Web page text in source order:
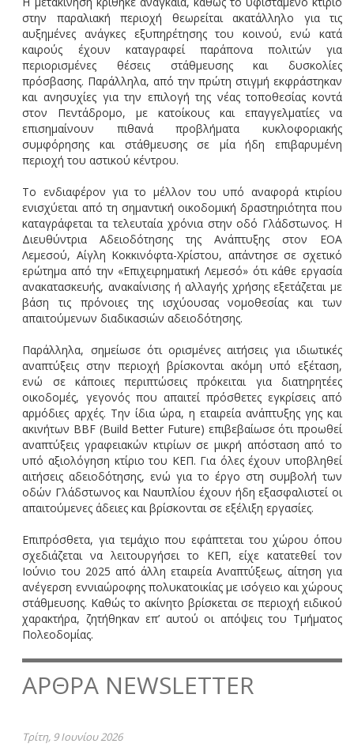
στην παραλιακή περιοχή θεωρείται ακατάλληλο για τις
αυξημένες ανάγκες εξυπηρέτησης του κοινού, ενώ κατά
καιρούς έχουν καταγραφεί παράπονα πολιτών για
περιορισμένες θέσεις στάθμευσης και δυσκολίες
πρόσβασης. Παράλληλα, από την πρώτη στιγμή εκφράστηκαν
και ανησυχίες για την επιλογή της νέας τοποθεσίας κοντά
στον Πεντάδρομο, με κατοίκους και επαγγελματίες να
επισημαίνουν πιθανά προβλήματα κυκλοφοριακής
συμφόρησης και στάθμευσης σε μία ήδη επιβαρυμένη
περιοχή του αστικού κέντρου.
Το ενδιαφέρον για το μέλλον του υπό αναφορά κτιρίου
ενισχύεται από τη σημαντική οικοδομική δραστηριότητα που
καταγράφεται τα τελευταία χρόνια στην οδό Γλάδστωνος. Η
Διευθύντρια Αδειοδότησης της Ανάπτυξης στον ΕΟΑ
Λεμεσού, Αίγλη Κοκκινόφτα-Χρίστου, απάντησε σε σχετικό
ερώτημα από την «Επιχειρηματική Λεμεσό» ότι κάθε εργασία
ανακατασκευής, ανακαίνισης ή αλλαγής χρήσης εξετάζεται με
βάση τις πρόνοιες της ισχύουσας νομοθεσίας και των
απαιτούμενων διαδικασιών αδειοδότησης.
Παράλληλα, σημείωσε ότι ορισμένες αιτήσεις για ιδιωτικές
αναπτύξεις στην περιοχή βρίσκονται ακόμη υπό εξέταση,
ενώ σε κάποιες περιπτώσεις πρόκειται για διατηρητέες
οικοδομές, γεγονός που απαιτεί πρόσθετες εγκρίσεις από
αρμόδιες αρχές. Την ίδια ώρα, η εταιρεία ανάπτυξης γης και
ακινήτων BBF (Build Better Future) επιβεβαίωσε ότι προωθεί
αναπτύξεις γραφειακών κτιρίων σε μικρή απόσταση από το
υπό αξιολόγηση κτίριο του ΚΕΠ. Για όλες έχουν υποβληθεί
αιτήσεις αδειοδότησης, ενώ για το έργο στη συμβολή των
οδών Γλάδστωνος και Ναυπλίου έχουν ήδη εξασφαλιστεί οι
απαιτούμενες άδειες και βρίσκονται σε εξέλιξη εργασίες.
Επιπρόσθετα, για τεμάχιο που εφάπτεται του χώρου όπου
σχεδιάζεται να λειτουργήσει το ΚΕΠ, είχε κατατεθεί τον
Ιούνιο του 2025 από άλλη εταιρεία Αναπτύξεως, αίτηση για
ανέγερση εννιαώροφης πολυκατοικίας με ισόγειο και χώρους
στάθμευσης. Καθώς το ακίνητο βρίσκεται σε περιοχή ειδικού
χαρακτήρα, ζητήθηκαν επ’ αυτού οι απόψεις του Τμήματος
Πολεοδομίας.
ΑΡΘΡΑ NEWSLETTER
Τρίτη, 9 Ιουνίου 2026